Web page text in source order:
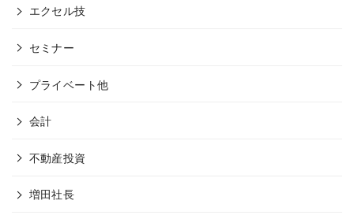
エクセル技
セミナー
プライベート他
会計
不動産投資
増田社長